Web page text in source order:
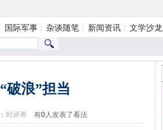
国际军事 杂谈随笔 新闻资讯 文学沙龙
破浪”担当
时评界 有0人发表了看法